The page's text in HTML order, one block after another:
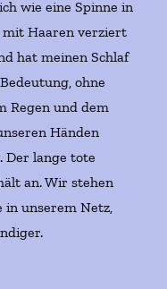
wie eine Spinne in
mit Haaren verziert
hat meinen Schlaf
ohne
Regen und dem
Händen
Der lange tote
an. Wir stehen
in unserem Netz,